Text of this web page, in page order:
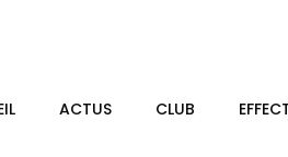
ACTUS CLUB